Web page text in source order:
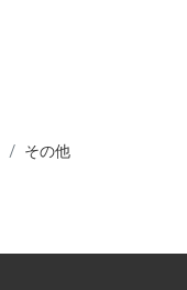
その他